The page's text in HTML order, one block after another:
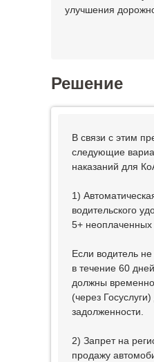
улучшения
Решение
В связи с этим
следующие
наказаний для
1)
водительского
5+
Если водитель
в течение 60
должны временно
(через
задолженности.
2) Запрет на
продажу